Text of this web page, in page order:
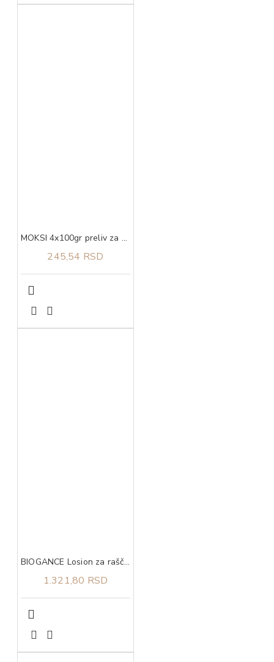
MOKSI 4x100gr preliv za pse piletina u sosu
245,54 RSD
BIOGANCE Losion za raščesljavanje za pse Organissime Detangler lotion 250ml
1.321,80 RSD